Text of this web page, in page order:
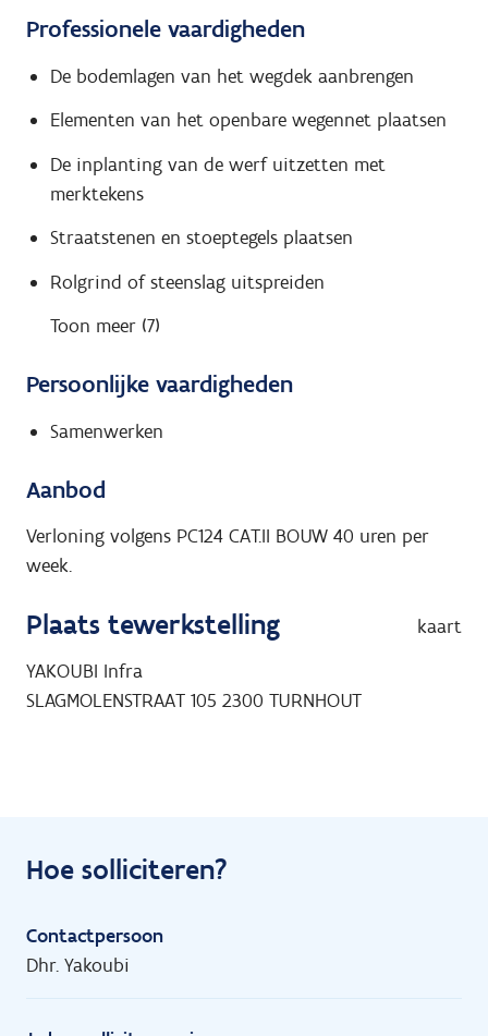
Professionele vaardigheden
De bodemlagen van het wegdek aanbrengen
Elementen van het openbare wegennet plaatsen
De inplanting van de werf uitzetten met
merktekens
Straatstenen en stoeptegels plaatsen
Rolgrind of steenslag uitspreiden
Toon meer (7)
Persoonlijke vaardigheden
Samenwerken
Aanbod
Verloning volgens PC124 CAT.II BOUW 40 uren per
week.
Plaats tewerkstelling
kaart
YAKOUBI Infra
SLAGMOLENSTRAAT 105 2300 TURNHOUT
Hoe solliciteren?
Contactpersoon
Dhr. Yakoubi